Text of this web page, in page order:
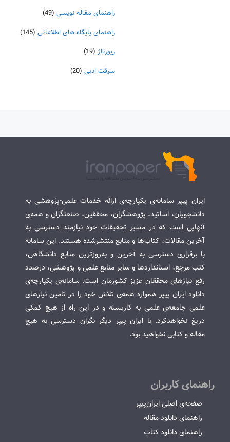
راهنمای مقاله نویسی (49)
راهنمای پایگاه های اطلاعاتی (145)
رپورتاژ (19)
سرقت ادبی (20)
ایران پیپر سامانه‌ی یکپارچه‌ی ارائه خدمات علمی-پژوهشی به
دانشجویان، اساتید، پژوهشگران، محققین، صنعتگران و همه‌ی
آنهایی است که در مسیر تحقیقات خود نیازمند دسترسی به
آخرین مقالات، کتاب‌ها و منابع منتشرشده هستند. این سامانه
با برقراری دسترسی به آخرین و به‌روزترین منابع دانشگاهی،
کتب مرجع، استانداردها و سایر منابع علمی و پژوهشی، درصدد
رفع نیازهای محققان عزیز کشورمان است. سامانه‌ی یکپارچه‌ی
دانلود ایران پیپر همواره همه‌ی تلاش خود را در تامین نیازهای
علمی جامعه‌ی علمی به کاربسته و در این راه از هیچ کمکی
دریغ نخواهدکرد. با ایران پیپر دیگر نگران دسترسی به هیچ
مقاله و کتابی نخواهید بود.
راهنمای کاربران
صفحه‌ی اصلی ایران‌پیپر
راهنمای دانلود مقاله
راهنمای دانلود کتاب